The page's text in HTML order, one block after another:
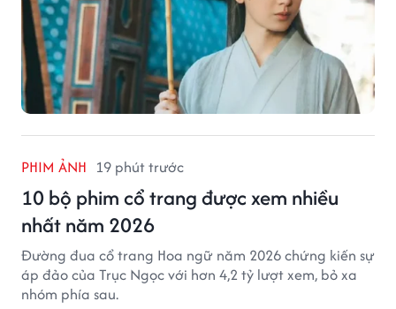
PHIM ẢNH 19 phút trước
10 bộ phim cổ trang được xem nhiều
nhất năm 2026
Đường đua cổ trang Hoa ngữ năm 2026 chứng kiến sự
áp đảo của Trục Ngọc với hơn 4,2 tỷ lượt xem, bỏ xa
nhóm phía sau.